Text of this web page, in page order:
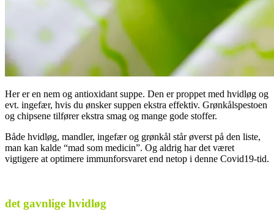
Her er en nem og antioxidant suppe. Den er proppet med hvidløg og
evt. ingefær, hvis du ønsker suppen ekstra effektiv. Grønkålspestoen
og chipsene tilfører ekstra smag og mange gode stoffer.
Både hvidløg, mandler, ingefær og grønkål står øverst på den liste,
man kan kalde “mad som medicin”. Og aldrig har det været
vigtigere at optimere immunforsvaret end netop i denne Covid19-tid.
det gavnlige hvidløg